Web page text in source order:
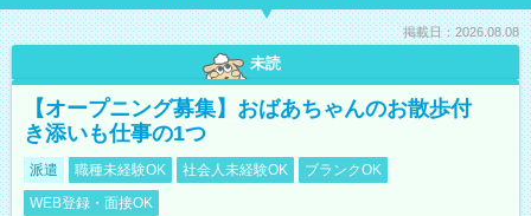
掲載日：2026.08.08
未読
【オープニング募集】おばあちゃんのお散歩付
き添いも仕事の1つ
派遣 職種未経験OK 社会人未経験OK
ブランクOK
WEB登録・面接OK